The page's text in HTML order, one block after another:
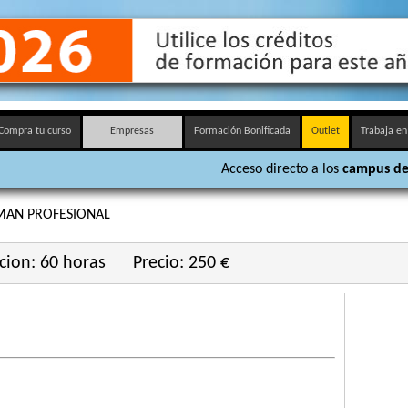
tu curso Empresas Formación Bonificada Outlet Trabaja en
Acceso directo a los campus
PROFESIONAL
60 horas Precio: 250 €